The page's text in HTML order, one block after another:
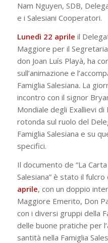
Nam Nguyen, SDB,
e i Salesiani Cooperatori.
Lunedì 22 aprile il
Maggiore per il
don Joan Luís Playà, ha
sull’animazione e
Famiglia Salesiana. La
incontro con il signor
Mondiale degli Exallievi
rotonda sul ruolo del
Famiglia Salesiana e su
specifici.
Il documento de “La
Salesiana” è stato il
aprile, con un doppio
Maggiore Emerito, Don
con i diversi gruppi della
delle buone pratiche per
santità nella Famiglia